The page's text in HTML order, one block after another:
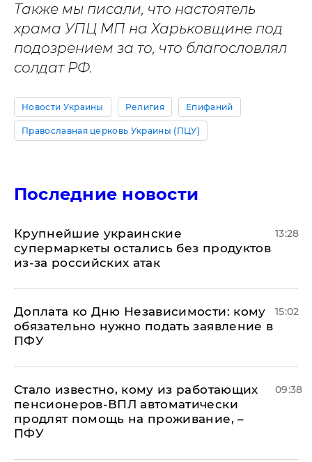
Также мы писали, что настоятель
храма УПЦ МП на Харьковщине под
подозрением за то, что благословлял
солдат РФ.
Новости Украины Религия Епифаний
Православная церковь Украины (ПЦУ)
Последние новости
Крупнейшие украинские
супермаркеты остались без продуктов
из-за российских атак
13:28
Доплата ко Дню Независимости: кому
обязательно нужно подать заявление в
ПФУ
15:02
Стало известно, кому из работающих
пенсионеров-ВПЛ автоматически
продлят помощь на проживание, –
ПФУ
09:38